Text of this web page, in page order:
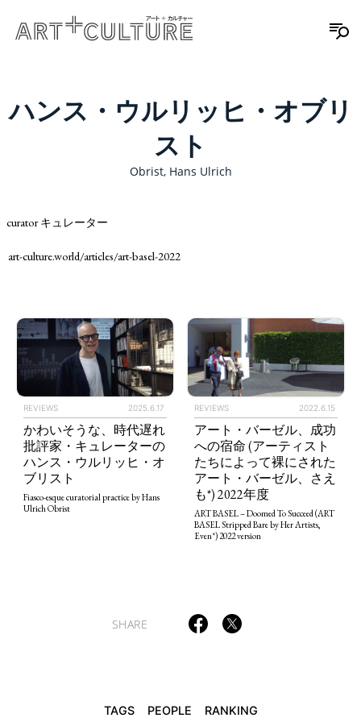
TAGS PEOPLE RANKING
ハンス・ウルリッヒ・オブリ
スト
Obrist, Hans Ulrich
curator キュレーター
art-culture.world/articles/art-basel-2022
REVIEWS 2025.6.17
かわいそうな、時代遅れ
批評家・キュレーターの
ハンス・ウルリッヒ・オ
ブリスト
Fiasco-esque curatorial practice by Hans
Ulrich Obrist
REVIEWS 2022.6.15
アート・バーゼル、成功
への宿命 (アーティスト
たちによって裸にされた
アート・バーゼル、さえ
も*) 2022年度
ART BASEL – Doomed To Succeed (ART
BASEL Stripped Bare by Her Artists,
Even*) 2022 version
SHARE
TAGS PEOPLE RANKING